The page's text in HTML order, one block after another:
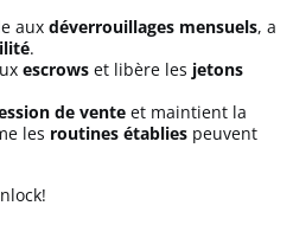
aux déverrouillages mensuels, a
.
escrows et libère les jetons
de vente et maintient la
les routines établies peuvent